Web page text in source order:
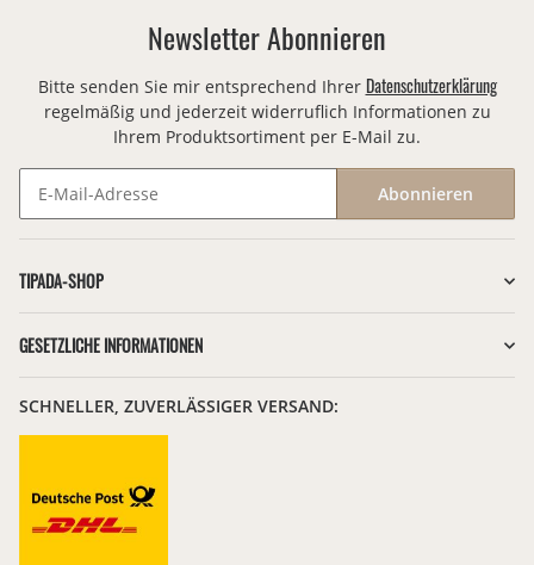
Newsletter Abonnieren
Bitte senden Sie mir entsprechend Ihrer Datenschutzerklärung
regelmäßig und jederzeit widerruflich Informationen zu
Ihrem Produktsortiment per E-Mail zu.
Abonnieren
TIPADA-SHOP
GESETZLICHE INFORMATIONEN
SCHNELLER, ZUVERLÄSSIGER VERSAND: